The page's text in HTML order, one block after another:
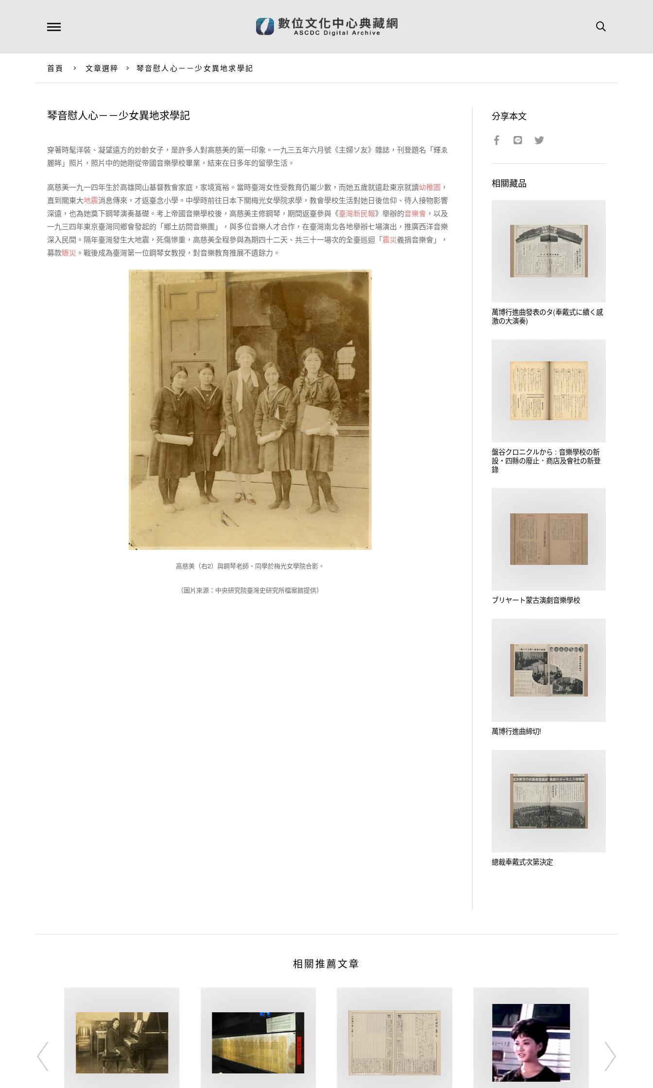
首頁 文章選粹 琴音慰人心－－少女異地求學記
琴音慰人心－－少女異地求學記
穿著時髦洋裝、凝望遠方的妙齡女子，是許多人對高慈美的第一印象。一九三五年六月號《主婦ソ友》雜誌，刊登題名「輝ゑ
麗眸」照片，照片中的她剛從帝國音樂學校畢業，結束在日多年的留學生活。
高慈美一九一四年生於高雄岡山基督教會家庭，家境寬裕。當時臺灣女性受教育仍屬少數，而她五歲就遠赴東京就讀幼稚園 ，
直到關東大地震消息傳來，才返臺念小學。中學時前往日本下關梅光女學院求學，教會學校生活對她日後信仰、待人接物影響
深遠，也為她奠下鋼琴演奏基礎。考上帝國音樂學校後，高慈美主修鋼琴，期間返臺參與《臺灣新民報》舉辦的音樂會 ，以及
一九三四年東京臺灣同鄉會發起的「鄉土訪問音樂團」，與多位音樂人才合作，在臺灣南北各地舉辦七場演出，推廣西洋音樂
深入民間。隔年臺灣發生大地震，死傷慘重，高慈美全程參與為期四十二天、共三十一場次的全臺巡迴「震災義捐音樂會」，
募款賑災 。戰後成為臺灣第一位鋼琴女教授，對音樂教育推展不遺餘力。
高慈美（右2）與鋼琴老師、同學於梅光女學院合影。
（圖片來源：中央研究院臺灣史研究所檔案館提供）
分享本文
相關藏品
萬博行進曲發表のタ(奉戴式に續く感
激の大演奏)
盤谷クロニクルから : 音樂學校の新
設‧四縣の廢止．商店及會社の新登
錄
ブリヤート蒙古演劇音樂學校
萬博行進曲締切!
總裁奉戴式次第決定
相關推薦文章